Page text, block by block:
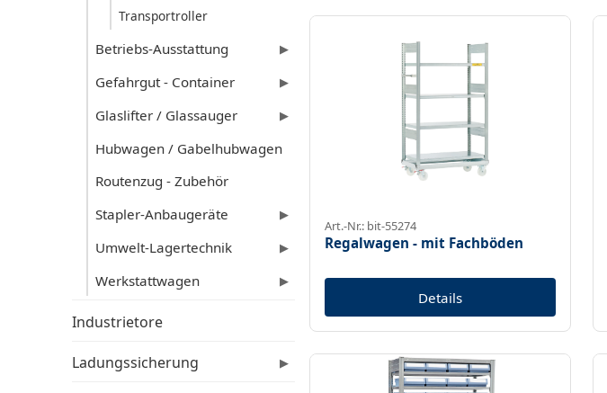
Transportroller
Betriebs-Ausstattung ▶
Gefahrgut - Container ▶
Glaslifter / Glassauger ▶
Hubwagen / Gabelhubwagen
Routenzug - Zubehör
Stapler-Anbaugeräte
▶
Umwelt-Lagertechnik ▶
Werkstattwagen ▶
Industrietore
Ladungssicherung ▶
Art.-Nr.: bit-55274
Regalwagen - mit Fachböden
Details